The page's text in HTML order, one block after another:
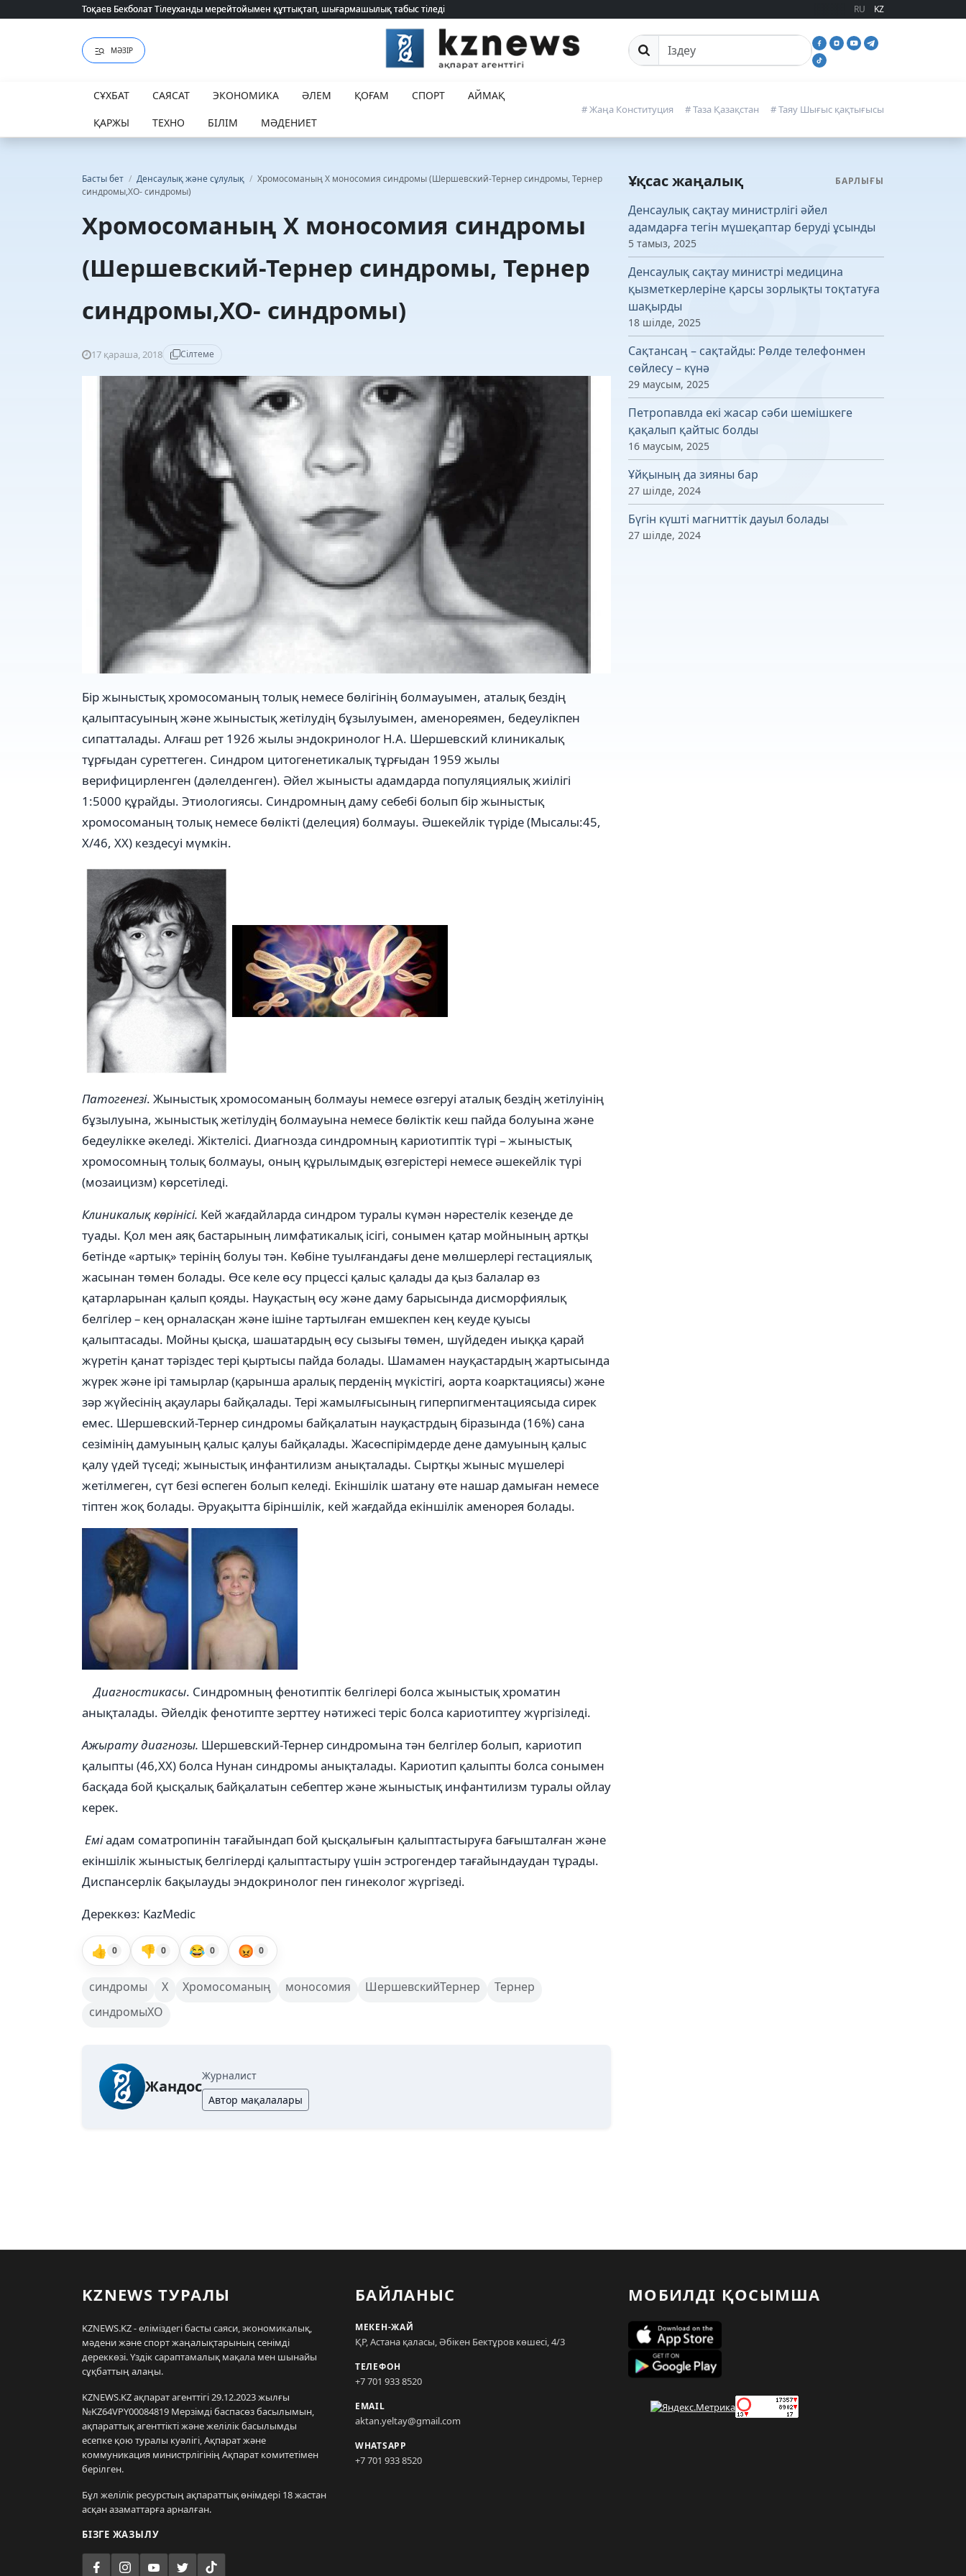
Тоқаев Бекболат Тілеуханды мерейтойымен құттықтап, шығармашылық табыс тіледі
Тоқаев Бекболат Тілеуханды мерейтойымен құттықтап, шығармашылық табыс тіледі RU KZ
МӘЗІР Сайттан іздеу
СҰХБАТ САЯСАТ ЭКОНОМИКА ӘЛЕМ ҚОҒАМ СПОРТ
АЙМАҚ
ҚАРЖЫ
ТЕХНО БІЛІМ МӘДЕНИЕТ
# Жаңа Конституция # Таза Қазақстан # Таяу Шығыс қақтығысы
Басты бет / Денсаулық және сұлулық / Хромосоманың Х моносомия синдромы (Шершевский-Тернер синдромы, Тернер
синдромы,ХО- синдромы)
Хромосоманың Х моносомия синдромы
(Шершевский-Тернер синдромы, Тернер
синдромы,ХО- синдромы)
17 қараша, 2018 Сілтеме
Бір жыныстық хромосоманың толық немесе бөлігінің болмауымен, аталық бездің
қалыптасуының және жыныстық жетілудің бұзылуымен, аменореямен, бедеулікпен
сипатталады. Алғаш рет 1926 жылы эндокринолог Н.А. Шершевский клиникалық
тұрғыдан суреттеген. Синдром цитогенетикалық тұрғыдан 1959 жылы
верифицирленген (дәлелденген). Әйел жынысты адамдарда популяциялық жиілігі
1:5000 құрайды. Этиологиясы. Синдромның даму себебі болып бір жыныстық
хромосоманың толық немесе бөлікті (делеция) болмауы. Әшекейлік түріде (Мысалы:45,
Х/46, ХХ) кездесуі мүмкін.
Патогенезі. Жыныстық хромосоманың болмауы немесе өзгеруі аталық бездің жетілуінің
бұзылуына, жыныстық жетілудің болмауына немесе бөліктік кеш пайда болуына және
бедеулікке әкеледі. Жіктелісі. Диагнозда синдромның кариотиптік түрі – жыныстық
хромосомның толық болмауы, оның құрылымдық өзгерістері немесе әшекейлік түрі
(мозаицизм) көрсетіледі.
Клиникалық көрінісі. Кей жағдайларда синдром туралы күмән нәрестелік кезеңде де
туады. Қол мен аяқ бастарының лимфатикалық ісігі, сонымен қатар мойнының артқы
бетінде «артық» терінің болуы тән. Көбіне туылғандағы дене мөлшерлері гестациялық
жасынан төмен болады. Өсе келе өсу прцессі қалыс қалады да қыз балалар өз
қатарларынан қалып қояды. Науқастың өсу және даму барысында дисморфиялық
белгілер – кең орналасқан және ішіне тартылған емшекпен кең кеуде қуысы
қалыптасады. Мойны қысқа, шашатардың өсу сызығы төмен, шүйдеден иыққа қарай
жүретін қанат тәріздес тері қыртысы пайда болады. Шамамен науқастардың жартысында
жүрек және ірі тамырлар (қарынша аралық перденің мүкістігі, аорта коарктациясы) және
зәр жүйесінің ақаулары байқалады. Тері жамылғысының гиперпигментациясыда сирек
емес. Шершевский-Тернер синдромы байқалатын науқастрдың біразында (16%) сана
сезімінің дамуының қалыс қалуы байқалады. Жасөспірімдерде дене дамуының қалыс
қалу үдей түседі; жыныстық инфантилизм анықталады. Сыртқы жыныс мүшелері
жетілмеген, сүт безі өспеген болып келеді. Екіншілік шатану өте нашар дамыған немесе
тіптен жоқ болады. Әруақытта біріншілік, кей жағдайда екіншілік аменорея болады.
Диагностикасы. Синдромның фенотиптік белгілері болса жыныстық хроматин
анықталады. Әйелдік фенотипте зерттеу нәтижесі теріс болса кариотиптеу жүргізіледі.
Ажырату диагнозы. Шершевский-Тернер синдромына тән белгілер болып, кариотип
қалыпты (46,ХХ) болса Нунан синдромы анықталады. Кариотип қалыпты болса сонымен
басқада бой қысқалық байқалатын себептер және жыныстық инфантилизм туралы ойлау
керек.
Еміадам соматропинін тағайындап бой қысқалығын қалыптастыруға бағышталған және
екіншілік жыныстық белгілерді қалыптастыру үшін эстрогендер тағайындаудан тұрады.
Диспансерлік бақылауды эндокринолог пен гинеколог жүргізеді.
Дереккөз: KazMedic
👍 0 👎 0 😂 0 😡 0
синдромы Х Хромосоманың моносомия ШершевскийТернер
Тернер
синдромыХО
Жандос
Журналист
Автор мақалалары
Ұқсас жаңалық БАРЛЫҒЫ
Денсаулық сақтау министрлігі әйел
адамдарға тегін мүшеқаптар беруді ұсынды
5 тамыз, 2025
Денсаулық сақтау министрі медицина
қызметкерлеріне қарсы зорлықты тоқтатуға
шақырды
18 шілде, 2025
Сақтансаң – сақтайды: Рөлде телефонмен
сөйлесу – күнә
29 маусым, 2025
Петропавлда екі жасар сәби шемішкеге
қақалып қайтыс болды
16 маусым, 2025
Ұйқының да зияны бар
27 шілде, 2024
Бүгін күшті магниттік дауыл болады
27 шілде, 2024
KZNEWS ТУРАЛЫ
KZNEWS.KZ - еліміздегі басты саяси, экономикалық,
мәдени және спорт жаңалықтарының сенімді
дереккөзі. Үздік сараптамалық мақала мен шынайы
сұқбаттың алаңы.
KZNEWS.KZ ақпарат агенттігі 29.12.2023 жылғы
№KZ64VPY00084819 Мерзімді баспасөз басылымын,
ақпараттық агенттікті және желілік басылымды
есепке қою туралы куәлігі, Ақпарат және
коммуникация министрлігінің Ақпарат комитетімен
берілген.
Бұл желілік ресурстың ақпараттық өнімдері 18 жастан
асқан азаматтарға арналған.
БІЗГЕ ЖАЗЫЛУ
БАЙЛАНЫС
МЕКЕН-ЖАЙ
ҚР, Астана қаласы, Әбікен Бектұров көшесі, 4/3
ТЕЛЕФОН
+7 701 933 8520
EMAIL
aktan.yeltay@gmail.com
WHATSAPP
+7 701 933 8520
МОБИЛДІ ҚОСЫМША